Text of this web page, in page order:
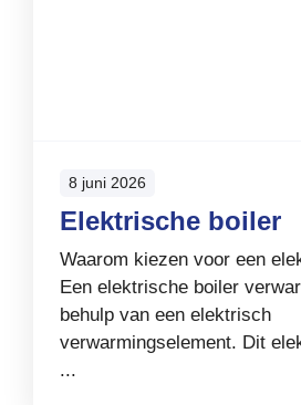
8 juni 2026
Elektrische boiler
Waarom kiezen voor een
Een elektrische boiler
behulp van een elektrisch
verwarmingselement. Dit
...